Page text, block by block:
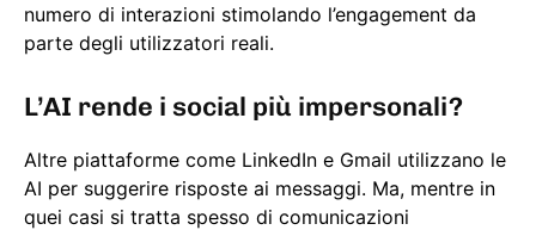
numero di interazioni stimolando l’engagement da
parte degli utilizzatori reali.
L’AI rende i social più impersonali?
Altre piattaforme come LinkedIn e Gmail utilizzano le
AI per suggerire risposte ai messaggi. Ma, mentre in
quei casi si tratta spesso di comunicazioni